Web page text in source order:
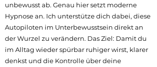
unbewusst ab. Genau hier setzt moderne
Hypnose an. Ich unterstütze dich dabei, diese
Autopiloten im Unterbewusstsein direkt an
der Wurzel zu verändern. Das Ziel: Damit du
im Alltag wieder spürbar ruhiger wirst, klarer
denkst und die Kontrolle über deine